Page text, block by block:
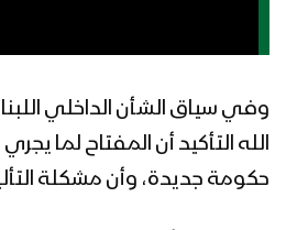
وفي سياق الشأن الداخلي
الله التأكيد أن المفتاح لما
حكومة جديدة، وأن مشكلة